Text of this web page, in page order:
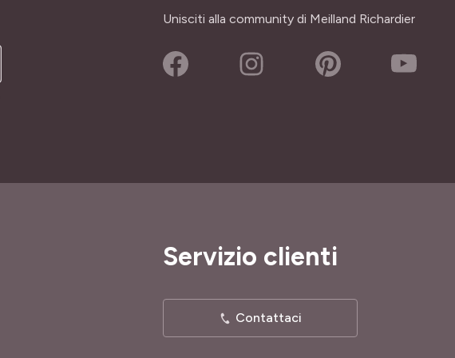
Unisciti alla community di Meilland Richardier
Servizio clienti
Contattaci